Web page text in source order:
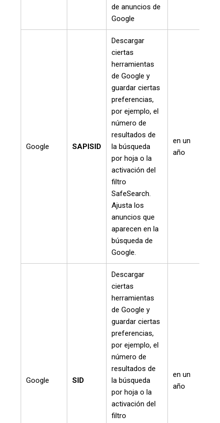
de anuncios de
Google
Google SAPISID
Descargar
ciertas
herramientas
de Google y
guardar ciertas
preferencias,
por ejemplo, el
número de
resultados de
la búsqueda
por hoja o la
activación del
filtro
SafeSearch.
Ajusta los
anuncios que
aparecen en la
búsqueda de
Google.
en un
año
Google SID
Descargar
ciertas
herramientas
de Google y
guardar ciertas
preferencias,
por ejemplo, el
número de
resultados de
la búsqueda
por hoja o la
activación del
filtro
en un
año